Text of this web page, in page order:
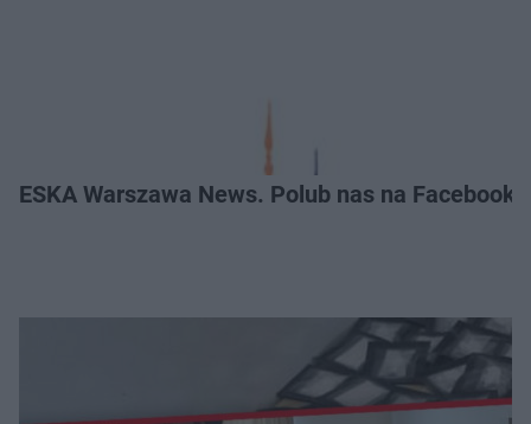
ESKA Warszawa News. Polub nas na